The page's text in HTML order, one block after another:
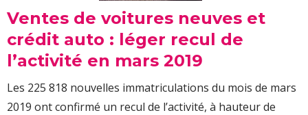
Ventes de voitures neuves et
crédit auto : léger recul de
l’activité en mars 2019
Les 225 818 nouvelles immatriculations du mois de mars
2019 ont confirmé un recul de l’activité, à hauteur de